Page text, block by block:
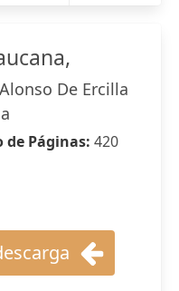
Alonso De Ercilla
de Páginas: 420